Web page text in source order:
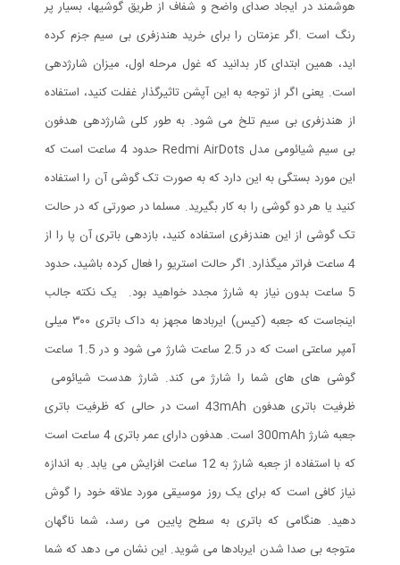
هوشمند در ایجاد صدای واضح و شفاف از طریق گوشی‎ها، بسیار پر
رنگ است .اگر عزمتان را برای خرید هندزفری بی سیم جزم کرده
اید، همین ابتدای کار بدانید که غول مرحله اول، میزان شارژدهی
است. یعنی اگر از توجه به این آپشن تاثیرگذار غفلت کنید، استفاده
از هندزفری بی سیم تلخ می شود. به طور کلی شارژدهی هدفون
بی‌ سیم شیائومی مدل Redmi AirDots حدود 4 ساعت است که
این مورد بستگی به این دارد که به صورت تک گوشی آن را استفاده
کنید یا هر دو گوشی را به کار بگیرید. مسلما در صورتی که در حالت
تک گوشی از این هندزفری استفاده کنید، بازدهی باتری آن پا را از
4 ساعت فراتر میگذارد. اگر حالت استریو را فعال کرده باشید، حدود
5 ساعت بدون نیاز به شارژ مجدد خواهید بود. یک نکته جالب
اینجاست که جعبه (کیس) ایربادها مجهز به داک باتری ۳۰۰ میلی
آمپر ساعتی است که در 2.5 ساعت شارژ می شود و در 1.5 ساعت
گوشی های های شما را شارژ می کند. شارژ هدست شیائومی
ظرفیت باتری هدفون 43mAh است در حالی که ظرفیت باتری
جعبه شارژ 300mAh است. هدفون دارای عمر باتری 4 ساعت است
که با استفاده از جعبه شارژ به 12 ساعت افزایش می یابد. به اندازه
نیاز کافی است که برای یک روز موسیقی مورد علاقه خود را گوش
دهید. هنگامی که باتری به سطح پایین می رسد، شما ناگهان
متوجه بی صدا شدن ایربادها می شوید. این نشان می دهد که شما